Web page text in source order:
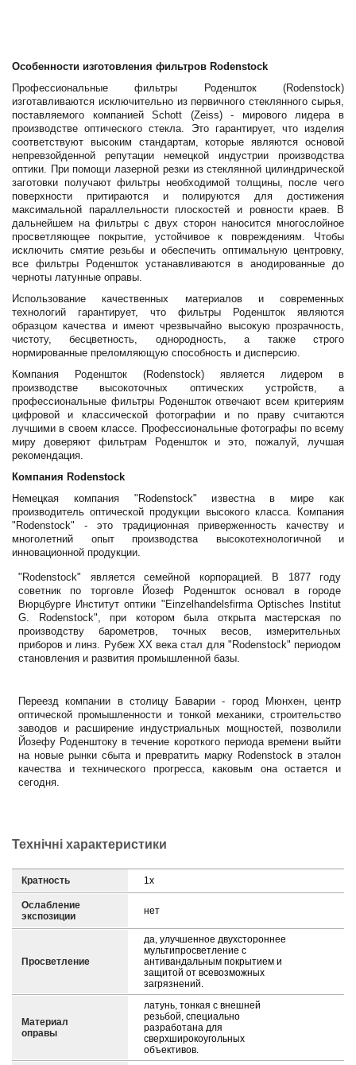
Особенности изготовления фильтров Rodenstock
Профессиональные фильтры Роденшток (Rodenstock)
изготавливаются исключительно из первичного стеклянного сырья,
поставляемого компанией Schott (Zeiss) - мирового лидера в
производстве оптического стекла. Это гарантирует, что изделия
соответствуют высоким стандартам, которые являются основой
непревзойденной репутации немецкой индустрии производства
оптики. При помощи лазерной резки из стеклянной цилиндрической
заготовки получают фильтры необходимой толщины, после чего
поверхности притираются и полируются для достижения
максимальной параллельности плоскостей и ровности краев. В
дальнейшем на фильтры с двух сторон наносится многослойное
просветляющее покрытие, устойчивое к повреждениям. Чтобы
исключить смятие резьбы и обеспечить оптимальную центровку,
все фильтры Роденшток устанавливаются в анодированные до
черноты латунные оправы.
Использование качественных материалов и современных
технологий гарантирует, что фильтры Роденшток являются
образцом качества и имеют чрезвычайно высокую прозрачность,
чистоту, бесцветность, однородность, а также строго
нормированные преломляющую способность и дисперсию.
Компания Роденшток (Rodenstock) является лидером в
производстве высокоточных оптических устройств, а
профессиональные фильтры Роденшток отвечают всем критериям
цифровой и классической фотографии и по праву считаются
лучшими в своем классе. Профессиональные фотографы по всему
миру доверяют фильтрам Роденшток и это, пожалуй, лучшая
рекомендация.
Компания Rodenstock
Немецкая компания "Rodenstock" известна в мире как
производитель оптической продукции высокого класса. Компания
"Rodenstock" - это традиционная приверженность качеству и
многолетний опыт производства высокотехнологичной и
инновационной продукции.
"Rodenstock" является семейной корпорацией. В 1877 году
советник по торговле Йозеф Роденшток основал в городе
Вюрцбурге Институт оптики "Einzelhandelsfirma Optisches Institut
G. Rodenstock", при котором была открыта мастерская по
производству барометров, точных весов, измерительных
приборов и линз. Рубеж XX века стал для "Rodenstock" периодом
становления и развития промышленной базы.
Переезд компании в столицу Баварии - город Мюнхен, центр
оптической промышленности и тонкой механики, строительство
заводов и расширение индустриальных мощностей, позволили
Йозефу Роденштоку в течение короткого периода времени выйти
на новые рынки сбыта и превратить марку Rodenstock в эталон
качества и технического прогресса, каковым она остается и
сегодня.
Технічні характеристики
Кратность 1х
Ослабление
экспозиции
нет
Просветление
да, улучшенное двухстороннее
мультипросветление с
антивандальным покрытием и
защитой от всевозможных
загрязнений.
Материал
оправы
латунь, тонкая с внешней
резьбой, специально
разработана для
сверхширокоугольных
объективов.